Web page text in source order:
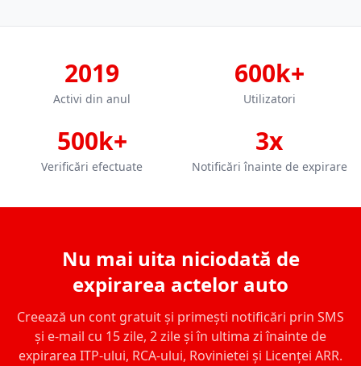
2019
Activi din anul
600k+
Utilizatori
500k+
Verificări efectuate
3x
Notificări înainte de expirare
Nu mai uita niciodată de
expirarea actelor auto
Creează un cont gratuit și primești notificări prin SMS
și e-mail cu 15 zile, 2 zile și în ultima zi înainte de
expirarea ITP-ului, RCA-ului, Rovinietei și Licenței ARR.